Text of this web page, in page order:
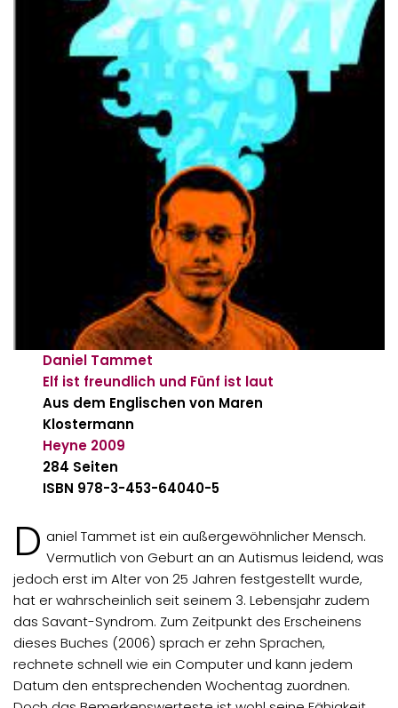
Daniel Tammet
Elf ist freundlich und Fünf ist laut
Aus dem Englischen von Maren
Klostermann
Heyne 2009
284 Seiten
ISBN 978-3-453-64040-5
D aniel Tammet ist ein außergewöhnlicher Mensch.
Vermutlich von Geburt an an Autismus leidend, was
jedoch erst im Alter von 25 Jahren festgestellt wurde,
hat er wahrscheinlich seit seinem 3. Lebensjahr zudem
das Savant-Syndrom. Zum Zeitpunkt des Erscheinens
dieses Buches (2006) sprach er zehn Sprachen,
rechnete schnell wie ein Computer und kann jedem
Datum den entsprechenden Wochentag zuordnen.